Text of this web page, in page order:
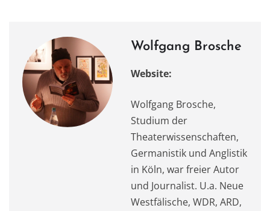
b
o
o
k
o
d
o
n
A
p
p
r a
m
Wolfgang Brosche
Website:
Wolfgang Brosche,
Studium der
Theaterwissenschaften,
Germanistik und Anglistik
in Köln, war freier Autor
und Journalist. U.a. Neue
Westfälische, WDR, ARD,